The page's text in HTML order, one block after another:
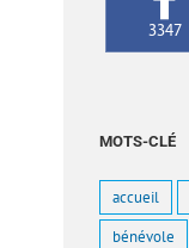
3347
MOTS-CLÉ
accueil
bénévole